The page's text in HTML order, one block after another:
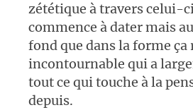
zététique à travers celui-
commence à dater mais
fond que dans la forme ça
incontournable qui a
tout ce qui touche à la
depuis.